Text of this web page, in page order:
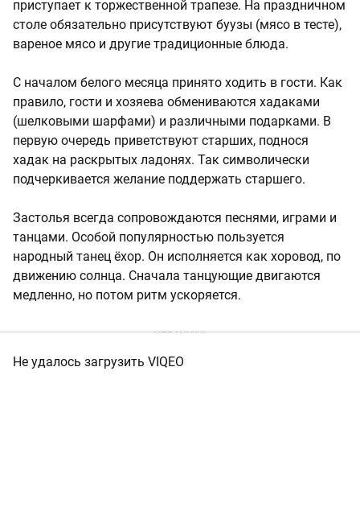
приступает к торжественной трапезе. На праздничном
столе обязательно присутствуют буузы (мясо в тесте),
вареное мясо и другие традиционные блюда.
С началом белого месяца принято ходить в гости. Как
правило, гости и хозяева обмениваются хадаками
(шелковыми шарфами) и различными подарками. В
первую очередь приветствуют старших, поднося
хадак на раскрытых ладонях. Так символически
подчеркивается желание поддержать старшего.
Застолья всегда сопровождаются песнями, играми и
танцами. Особой популярностью пользуется
народный танец ёхор. Он исполняется как хоровод, по
движению солнца. Сначала танцующие двигаются
медленно, но потом ритм ускоряется.
Не удалось загрузить VIQEO